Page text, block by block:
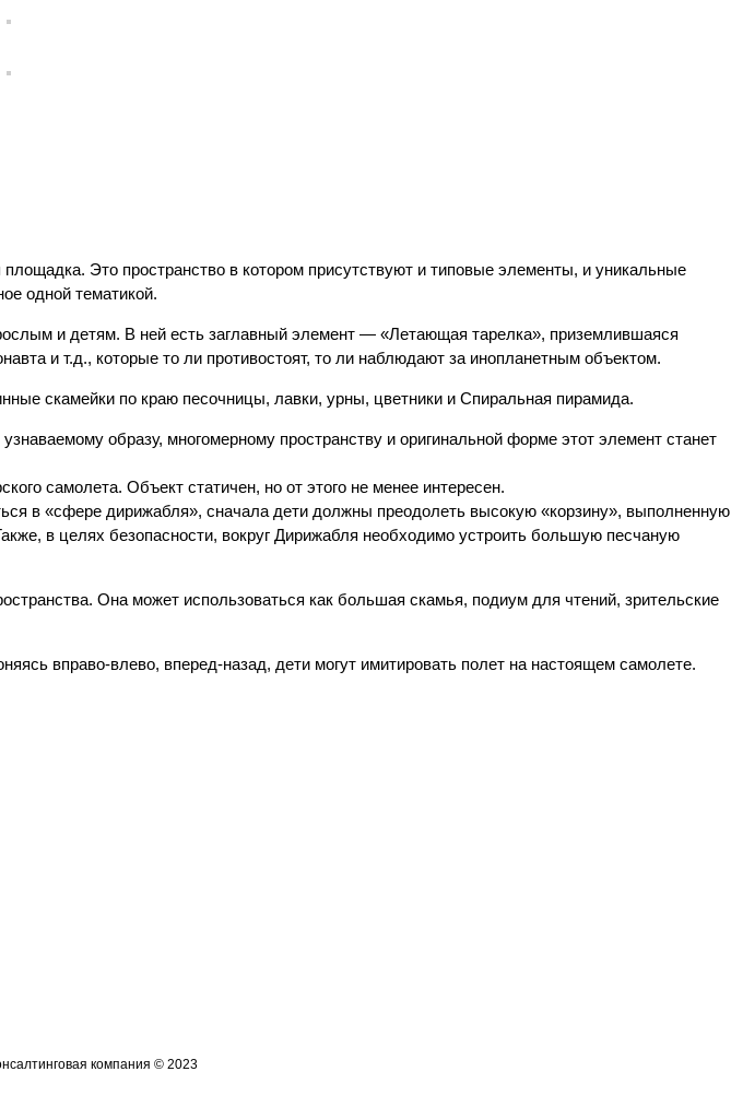
Это пространство в котором присутствуют и типовые элементы, и уникальные
одной тематикой.
и детям. В ней есть заглавный элемент — «Летающая тарелка», приземлившаяся
и т.д., которые то ли противостоят, то ли наблюдают за инопланетным объектом.
скамейки по краю песочницы, лавки, урны, цветники и Спиральная пирамида.
образу, многомерному пространству и оригинальной форме этот элемент станет
самолета. Объект статичен, но от этого не менее интересен.
в «сфере дирижабля», сначала дети должны преодолеть высокую «корзину», выполненную
в целях безопасности, вокруг Дирижабля необходимо устроить большую песчаную
Она может использоваться как большая скамья, подиум для чтений, зрительские
вправо-влево, вперед-назад, дети могут имитировать полет на настоящем самолете.
компания © 2023